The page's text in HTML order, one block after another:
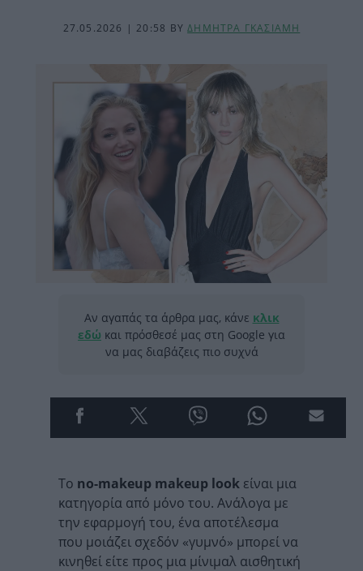
27.05.2026 | 20:58 BYΔΗΜΗΤΡΑ ΓΚΑΣΙΑΜΗ
Αν αγαπάς τα άρθρα μας, κάνε κλικ
εδώ και πρόσθεσέ μας στη Google για
να μας διαβάζεις πιο συχνά
Το no-makeup makeup look είναι μια
κατηγορία από μόνο του. Ανάλογα με
την εφαρμογή του, ένα αποτέλεσμα
που μοιάζει σχεδόν «γυμνό» μπορεί να
κινηθεί είτε προς μια μίνιμαλ αισθητική